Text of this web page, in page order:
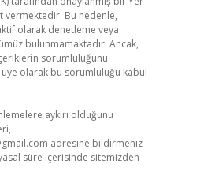
vermektedir. Bu nedenle,
olarak denetleme veya
bulunmamaktadır. Ancak,
sorumluluğunu
olarak bu sorumluluğu kabul
aykırı olduğunu
adresine bildirmeniz
süre içerisinde sitemizden